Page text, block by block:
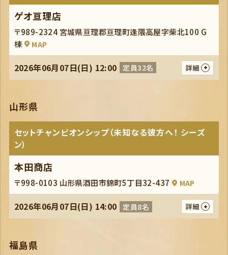
ゲオ亘理店
〒989-2324 宮城県亘理郡亘理町逢隈高屋字柴北100 G
棟
MAP
2026年06月07日(日) 12:00 定員32名 詳細
山形県
セットチャンピオンシップ（未知なる彼方へ！ シーズ
ン）
本田商店
〒998-0103 山形県酒田市錦町5丁目32-437 MAP
2026年06月07日(日) 14:00 定員8名 詳細
福島県